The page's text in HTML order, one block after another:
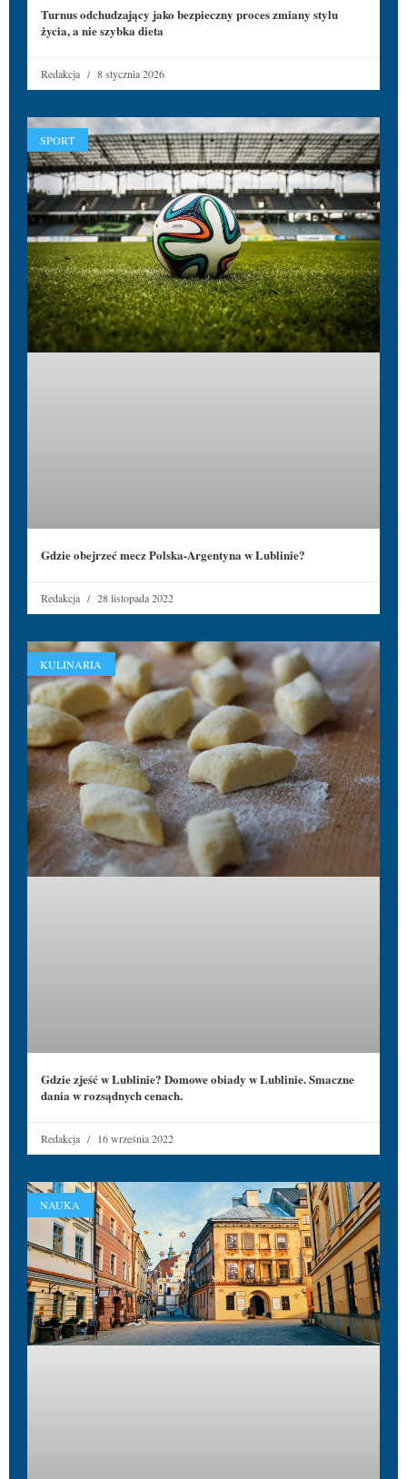
Turnus odchudzający jako bezpieczny proces zmiany stylu
życia, a nie szybka dieta
Redakcja 8 stycznia 2026
SPORT
Gdzie obejrzeć mecz Polska-Argentyna w Lublinie?
Redakcja 28 listopada 2022
KULINARIA
Gdzie zjeść w Lublinie? Domowe obiady w Lublinie. Smaczne
dania w rozsądnych cenach.
Redakcja 16 września 2022
NAUKA